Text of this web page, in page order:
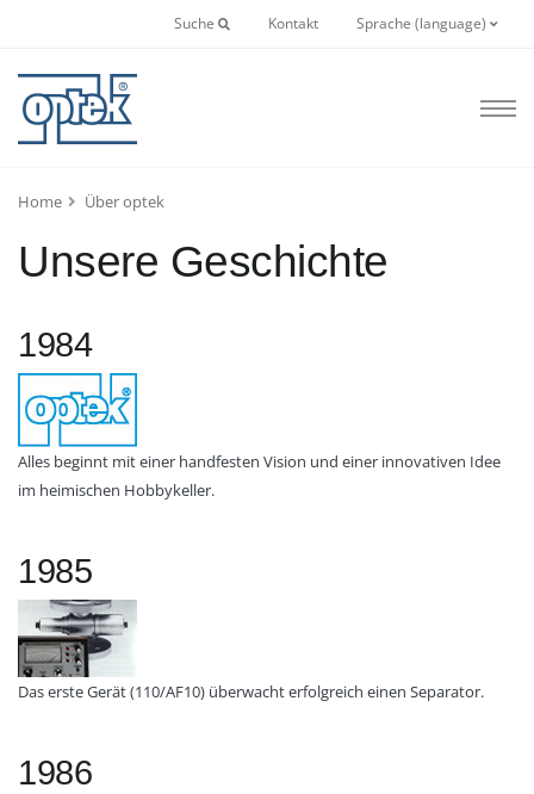
Suche Kontakt Sprache (language)
Home Über optek
Unsere Geschichte
1984
Alles beginnt mit einer handfesten Vision und einer innovativen Idee
im heimischen Hobbykeller.
1985
Das erste Gerät (110/AF10) überwacht erfolgreich einen Separator.
1986